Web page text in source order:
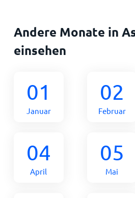
Andere Monate in
einsehen
01
Januar
02
Februar
04
April
05
Mai